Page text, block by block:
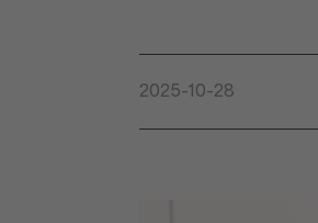
2025-10-28